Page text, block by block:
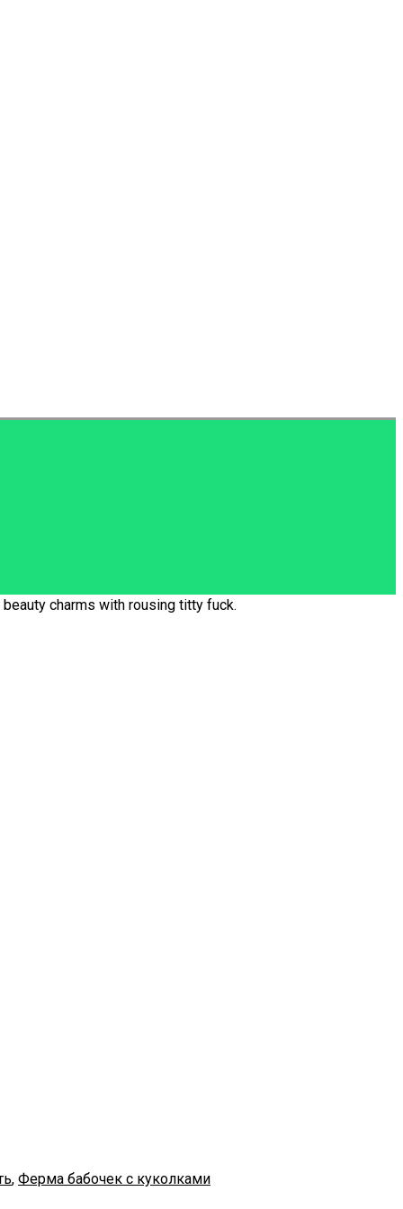
charms with rousing titty fuck.
, Ферма бабочек с куколками